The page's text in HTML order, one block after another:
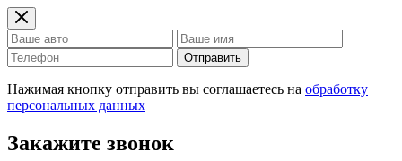
Отправить
Нажимая кнопку отправить вы соглашаетесь на обработку
персональных данных
Закажите звонок